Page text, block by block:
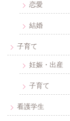
恋愛
結婚
子育て
妊娠・出産
子育て
看護学生